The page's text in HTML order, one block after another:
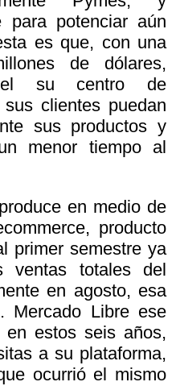
para potenciar aún
es que, con una
de dólares,
su centro de
clientes puedan
sus productos y
menor tiempo al
en medio de
producto
primer semestre ya
totales del
en agosto, esa
Mercado Libre ese
estos seis años,
a su plataforma,
ocurrió el mismo